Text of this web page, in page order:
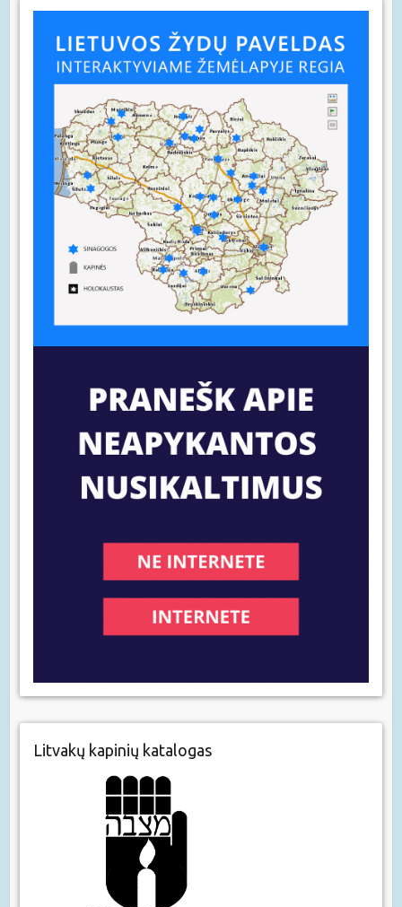
Litvakų kapinių katalogas